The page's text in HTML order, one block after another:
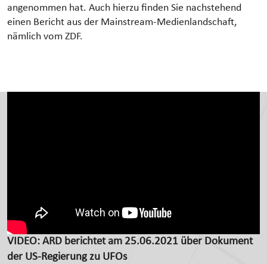
angenommen hat. Auch hierzu finden Sie nachstehend
einen Bericht aus der Mainstream-Medienlandschaft,
nämlich vom ZDF.
VIDEO: ARD berichtet am 25.06.2021 über Dokument
der US-Regierung zu UFOs